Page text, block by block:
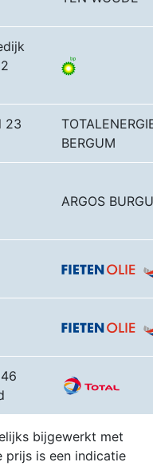
23
BERGUM
ARGOS
bijgewerkt met
prijs is een indicatie